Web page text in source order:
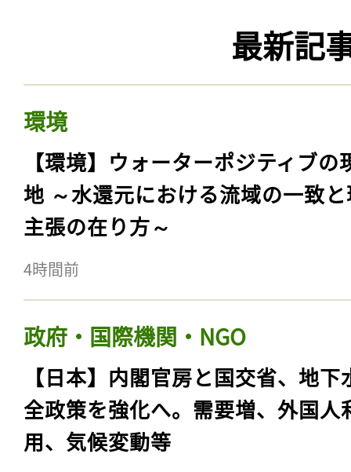
最新記
環境
【環境】ウォーターポジティブの
地 ～水還元における流域の一致
主張の在り方～
4時間前
政府・国際機関・NGO
【日本】内閣官房と国交省、地下
全政策を強化へ。需要増、外国人
用、気候変動等